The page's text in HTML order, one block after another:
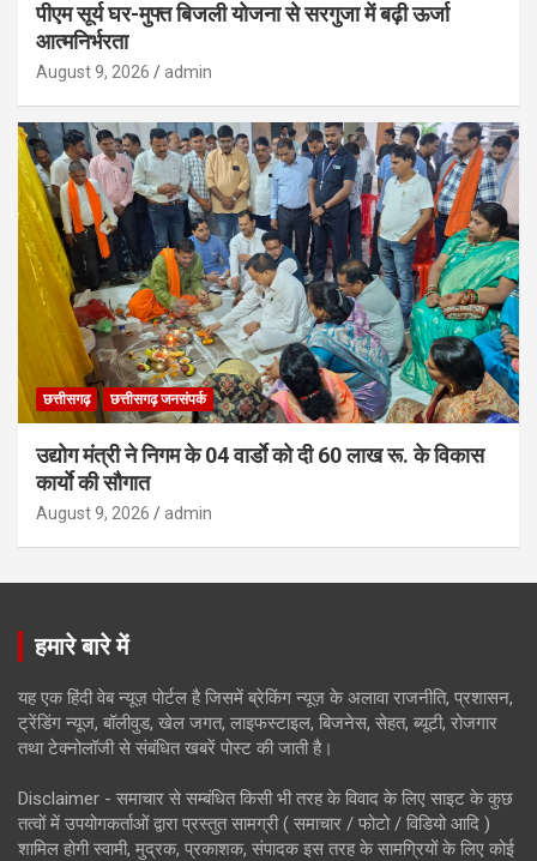
पीएम सूर्य घर-मुफ्त बिजली योजना से सरगुजा में बढ़ी ऊर्जा
आत्मनिर्भरता
August 9, 2026 admin
छत्तीसगढ़ छत्तीसगढ़ जनसंपर्क
उद्योग मंत्री ने निगम के 04 वार्डाे को दी 60 लाख रू. के विकास
कार्याे की सौगात
August 9, 2026 admin
हमारे बारे में
यह एक हिंदी वेब न्यूज़ पोर्टल है जिसमें ब्रेकिंग न्यूज़ के अलावा राजनीति, प्रशासन,
ट्रेंडिंग न्यूज, बॉलीवुड, खेल जगत, लाइफस्टाइल, बिजनेस, सेहत, ब्यूटी, रोजगार
तथा टेक्नोलॉजी से संबंधित खबरें पोस्ट की जाती है।
Disclaimer - समाचार से सम्बंधित किसी भी तरह के विवाद के लिए साइट के कुछ
तत्वों में उपयोगकर्ताओं द्वारा प्रस्तुत सामग्री ( समाचार / फोटो / विडियो आदि )
शामिल होगी स्वामी, मुद्रक, प्रकाशक, संपादक इस तरह के सामग्रियों के लिए कोई